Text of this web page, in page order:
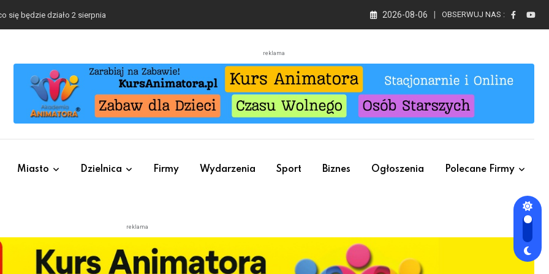
się będzie działo 2 sierpnia 2026-08-06 OBSERWUJ NAS :
reklama
Miasto Dzielnica Firmy Wydarzenia Sport Biznes Ogłoszenia Polecane Firmy
reklama